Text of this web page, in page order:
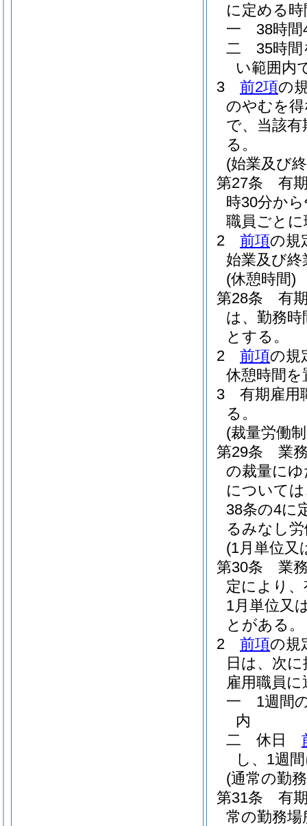
に定める
一
38時
二
35時
い範囲内
3
前2項の
のやむを
で、当該
る。
(始業及び
第27条
有
時30分か
職員ごと
2
前項の規
始業及び
(休憩時間)
第28条
有
は、勤務
とする。
2
前項の規
休憩時間
3
有期雇用
る。
(裁量労働
第29条
業
の裁量に
について
38条の4に
るみなし
(1月単位又
第30条
業
定により
1月単位又
とがある。
2
前項の規
日は、次
雇用職員
一
1週間
内
二
休日
し、1週
(通常の勤
第31条
有
常の勤務